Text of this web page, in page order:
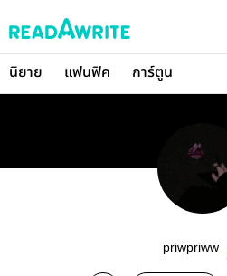
นิยาย แฟนฟิค การ์ตูน
priwpriww